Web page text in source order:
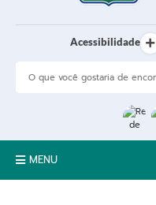
Acessibilidade
MENU